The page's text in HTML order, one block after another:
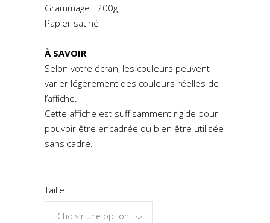
Grammage : 200g
Papier satiné
À SAVOIR
Selon votre écran, les couleurs peuvent
varier légèrement des couleurs réelles de
l’affiche.
Cette affiche est suffisamment rigide pour
pouvoir être encadrée ou bien être utilisée
sans cadre.
Taille
Choisir une option